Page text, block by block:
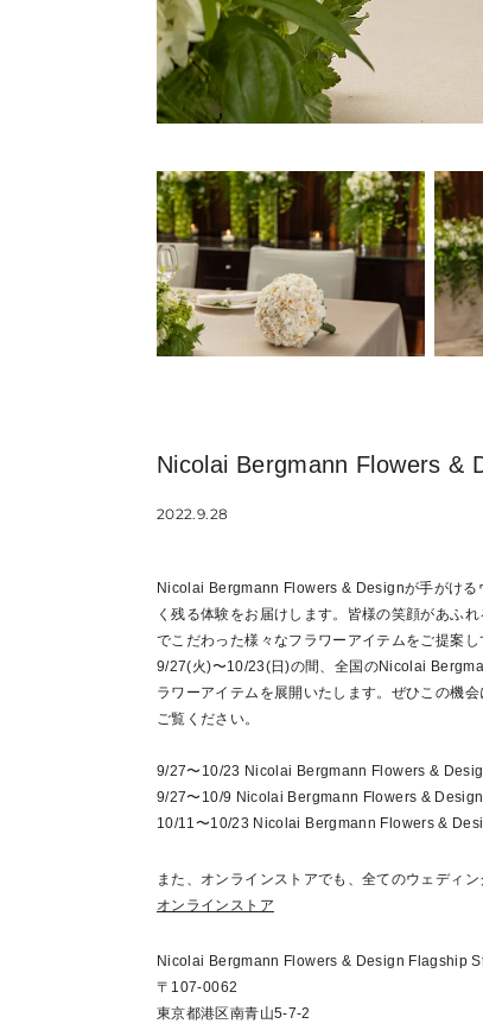
Nicolai Bergmann Flowers &
2022.9.28
Nicolai Bergmann Flowers & Designが手がける
く残る体験をお届けします。皆様の笑顔があふ
でこだわった様々なフラワーアイテムをご提案し
9/27(火)〜10/23(日)の間、全国のNicolai
ラワーアイテムを展開いたします。ぜひこの機
ご覧ください。
9/27〜10/23 Nicolai Bergmann Flowers &
9/27〜10/9 Nicolai Bergmann Flowers &
10/11〜10/23 Nicolai Bergmann Flowers &
また、オンラインストアでも、全てのウェディン
オンラインストア
Nicolai Bergmann Flowers & Design Flagship
〒107-0062
東京都港区南青山5-7-2